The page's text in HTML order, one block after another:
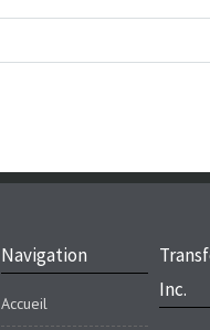
Navigation
Accueil
Inc.